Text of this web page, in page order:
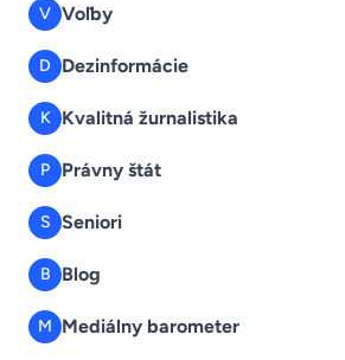
V Voľby
D Dezinformácie
K Kvalitná žurnalistika
P Právny štát
S Seniori
B Blog
M Mediálny barometer